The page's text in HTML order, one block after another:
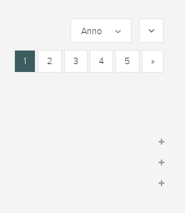
Anno
1 2 3 4 5 »